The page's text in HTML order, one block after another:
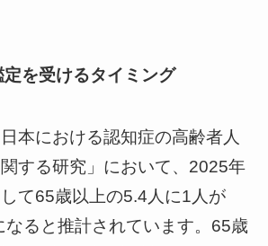
を受けるタイミング
本における認知症の高齢者人
する研究」において、2025年
て65歳以上の5.4人に1人が
ると推計されています。65歳